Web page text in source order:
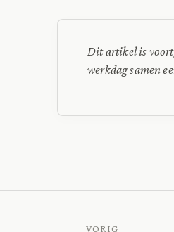
Dit artikel is
werkdag samen
VORIG